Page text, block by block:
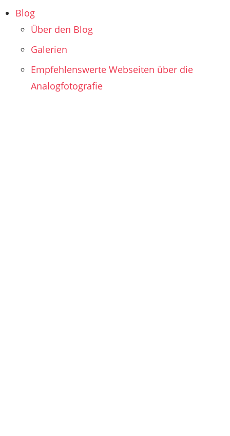
Blog
Über den Blog
Galerien
Empfehlenswerte Webseiten über die
Analogfotografie